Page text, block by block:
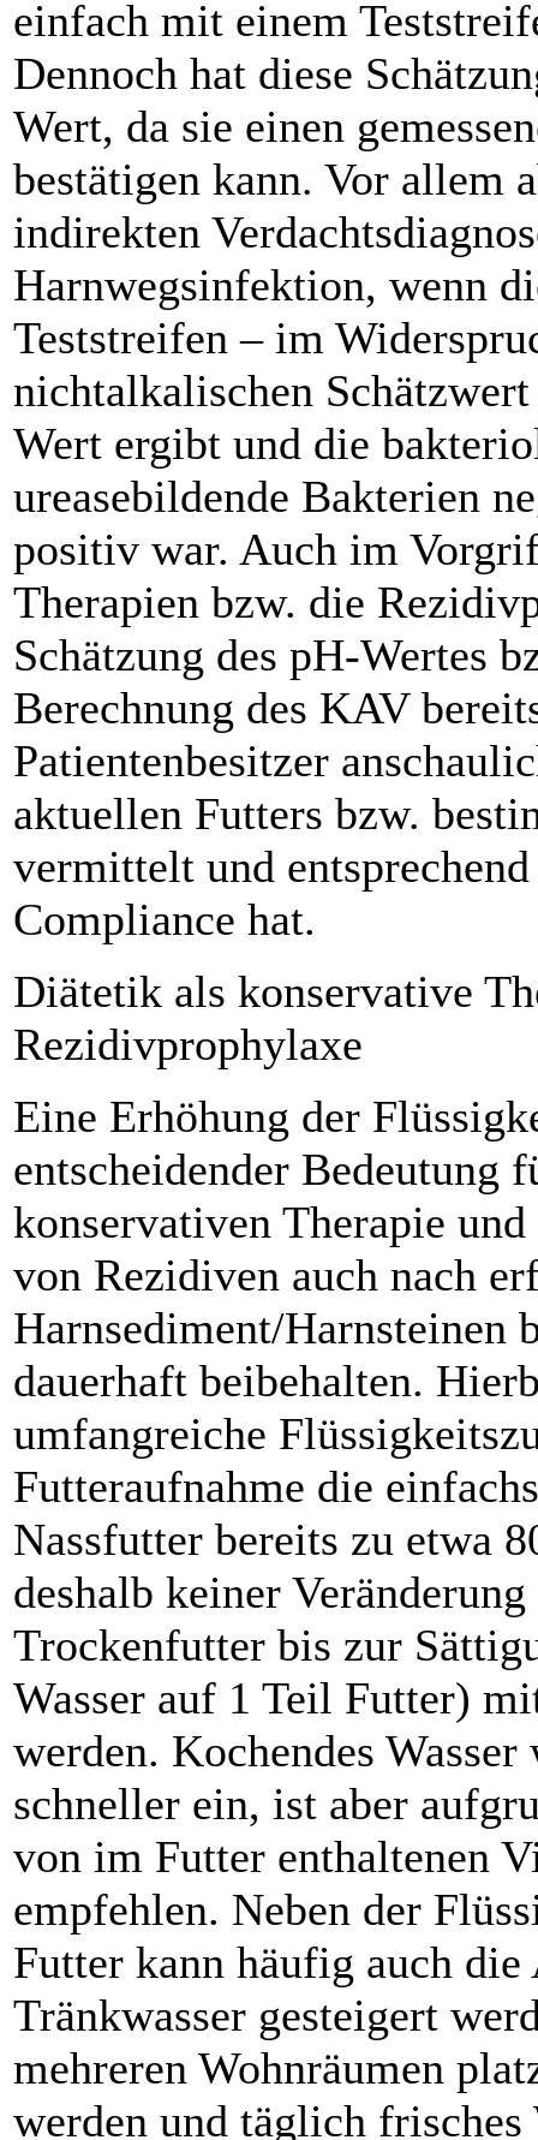
einfach mit einem
Dennoch hat diese
Wert, da sie einen
bestätigen kann. Vor allem
indirekten
Harnwegsinfektion, wenn
Teststreifen – im
nichtalkalischen
Wert ergibt und die
ureasebildende Bakterien
positiv war. Auch im
Therapien bzw. die
Schätzung des pH-Wertes
Berechnung des KAV
Patientenbesitzer
aktuellen Futters bzw.
vermittelt und
Compliance hat.
Diätetik als konservative
Rezidivprophylaxe
Eine Erhöhung der
entscheidender Bedeutung
konservativen Therapie
von Rezidiven auch nach
Harn­sediment/Harnsteinen
dauerhaft beibehalten.
umfangreiche
Futteraufnahme die
Nassfutter bereits zu etwa
deshalb keiner
Trockenfutter bis zur
Wasser auf 1 Teil Futter)
werden. Kochendes
schneller ein, ist aber
von im Futter enthaltenen
empfehlen. Neben der
Futter kann häufig auch
Tränkwasser gesteigert
mehreren Wohnräumen
werden und täglich frisches